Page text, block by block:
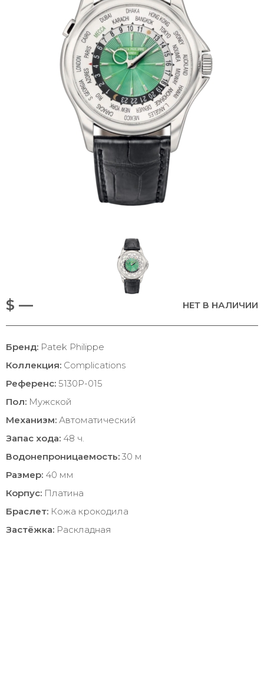
$ — НЕТ В НАЛИЧИИ
Бренд: Patek Philippe
Коллекция: Complications
Референс: 5130P-015
Пол: Мужской
Механизм: Автоматический
Запас хода: 48 ч.
Водонепроницаемость: 30 м
Размер: 40 мм
Корпус: Платина
Браслет: Кожа крокодила
Застёжка: Раскладная